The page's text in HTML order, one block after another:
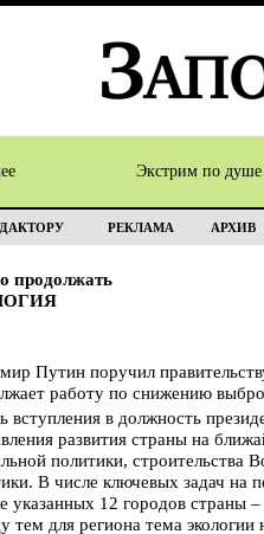
Экстрим по душе
РЕКЛАМА АРХИВ
продолжать
Путин поручил
работу по снижению
вступления в должность
развития страны на
политики, строительства
В числе ключевых задач на
указанных 12 городов
тем для региона тема